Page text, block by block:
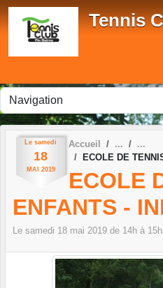
Tennis
Le samedi
18
MAI 2019
Accueil
ECOLE DE
ECOLE
ENFANTS -
Le samedi 18 mai 2019 de 14h à
Panneau de gestion des cookies